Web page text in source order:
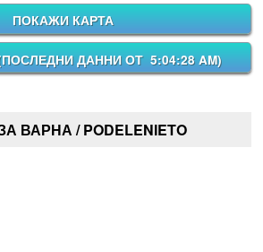
ПОКАЖИ КАРТА
ПОСЛЕДНИ ДАННИ ОТ 5:04:28 AM)
ВАРНА / PODELENIETO